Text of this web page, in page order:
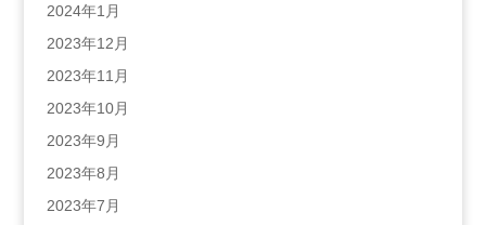
2024年1月
2023年12月
2023年11月
2023年10月
2023年9月
2023年8月
2023年7月